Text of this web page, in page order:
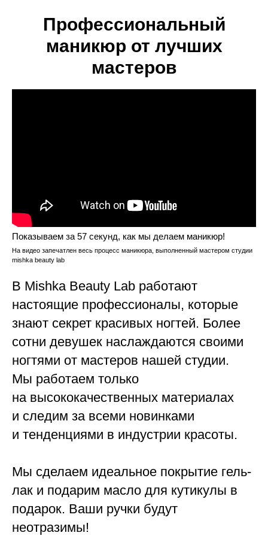
Профессиональный
маникюр от лучших
мастеров
Показываем за 57 секунд, как мы делаем маникюр!
На видео запечатлен весь процесс маникюра, выполненный мастером студии
mishka beauty lab
В Mishka Beauty Lab работают
настоящие профессионалы, которые
знают секрет красивых ногтей. Более
сотни девушек наслаждаются своими
ногтями от мастеров нашей студии.
Мы работаем только
на высококачественных материалах
и следим за всеми новинками
и тенденциями в индустрии красоты.
Мы сделаем идеальное покрытие гель-
лак и подарим масло для кутикулы в
подарок. Ваши ручки будут
неотразимы!